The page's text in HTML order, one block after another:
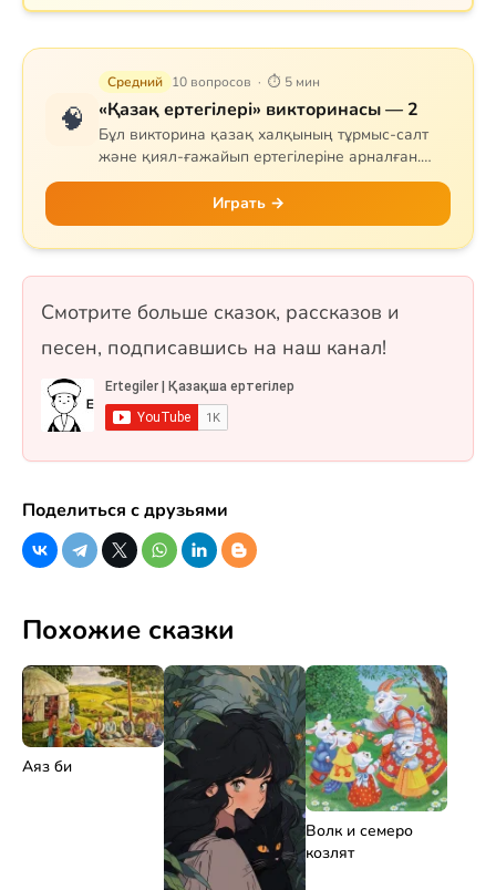
🧠
Средний 10 вопросов · ⏱ 5 мин
«Қазақ ертегілері» викторинасы — 2
Бұл викторина қазақ халқының тұрмыс-салт
және қиял-ғажайып ертегілеріне арналған.
Сұрақтар тапқыр Тазша Бала, дана Аяз би,
шешен Жиренше, «Алтын сақа», «Күн
астындағы Күнікей қыз» және «Ақ ниет пен
Қара ниет» ертегілерін қамтиды. 10 сұрақ, бір
Играть →
Смотрите больше сказок, рассказов и
песен, подписавшись на наш канал!
Поделиться с друзьями
Похожие сказки
Аяз би
Волк и семеро
козлят